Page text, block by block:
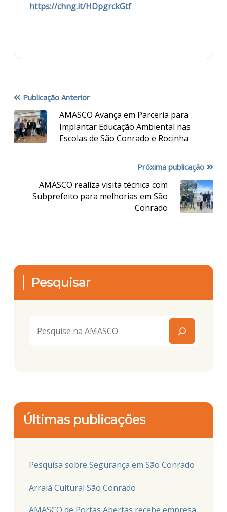
https://chng.it/HDpgrckGtf
Publicação Anterior
AMASCO Avança em Parceria para
Implantar Educação Ambiental nas
Escolas de São Conrado e Rocinha
Próxima publicação
AMASCO realiza visita técnica com
Subprefeito para melhorias em São
Conrado
Pesquisar
Últimas publicações
Pesquisa sobre Segurança em São Conrado
Arraiá Cultural São Conrado